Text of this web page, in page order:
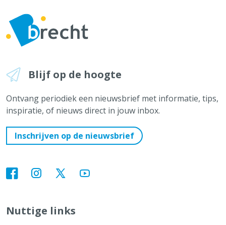
Blijf op de hoogte
Ontvang periodiek een nieuwsbrief met informatie, tips,
inspiratie, of nieuws direct in jouw inbox.
Inschrijven op de nieuwsbrief
Nuttige links